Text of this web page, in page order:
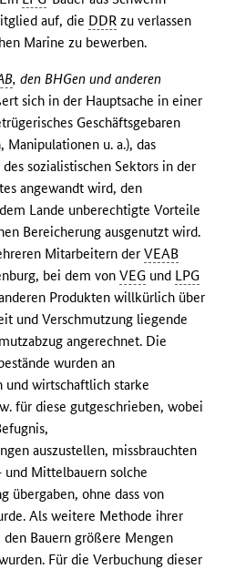
auf, die DDR zu verlassen
Marine zu bewerben.
, den BHGen und anderen
sich in der Hauptsache in einer
Geschäftsgebaren
Manipulationen u. a.), das
sozialistischen Sektors in der
angewandt wird, den
Lande unberechtigte Vorteile
Bereicherung ausgenutzt wird.
Mitarbeitern derVEAB
bei dem vonVEG und LPG
Produkten willkürlich über
und Verschmutzung liegende
angerechnet. Die
wurden an
und wirtschaftlich starke
für diese gutgeschrieben, wobei
auszustellen, missbrauchten
Mittelbauern solche
übergaben, ohne dass von
Als weitere Methode ihrer
Bauern größere Mengen
Für die Verbuchung dieser